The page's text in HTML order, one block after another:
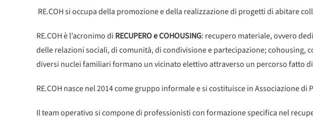
RE.COH si occupa della promozione e della realizzazione di progetti di abitare
RE.COH è l’acronimo di RECUPERO e COHOUSING: recupero materiale, ovvero
delle relazioni sociali, di comunità, di condivisione e partecipazione;
diversi nuclei familiari formano un vicinato elettivo attraverso un percorso fatto
RE.COH nasce nel 2014 come gruppo informale e si costituisce in Associazione di
Il team operativo si compone di professionisti con formazione specifica nel